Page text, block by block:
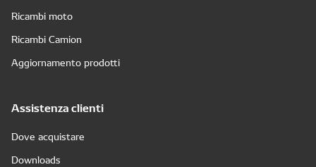
Ricambi moto
Ricambi Camion
Aggiornamento prodotti
Assistenza clienti
Dove acquistare
Downloads